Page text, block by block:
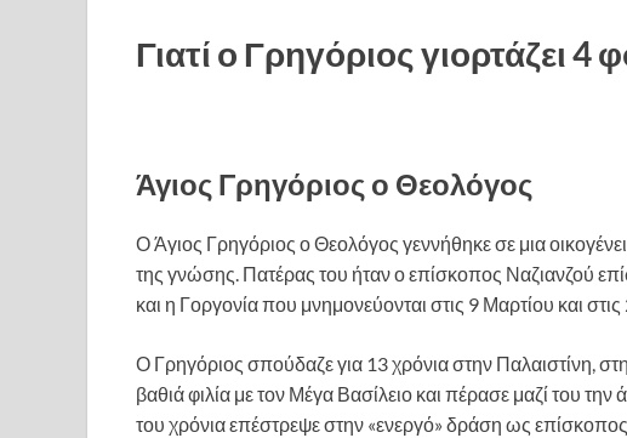
Γιατί ο Γρηγόριος γιορτάζει 4
Άγιος Γρηγόριος ο Θεολόγος
Ο Άγιος Γρηγόριος ο Θεολόγος γεννήθηκε σε μια
της γνώσης. Πατέρας του ήταν ο επίσκοπος Ναζιανζού
και η Γοργονία που μνημονεύονται στις 9 Μαρτίου και
Ο Γρηγόριος σπούδαζε για 13 χρόνια στην Παλαιστίνη,
βαθιά φιλία με τον Μέγα Βασίλειο και πέρασε μαζί του
του χρόνια επέστρεψε στην «ενεργό» δράση ως